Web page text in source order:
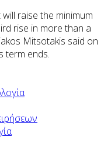
raise the minimum
rise in more than a
Mitsotakis said on
term ends.